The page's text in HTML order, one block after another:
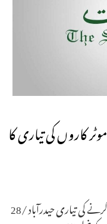
کاروں کی تیاری کا
29 جنوری کو ’’کیا‘‘ کار کو مارکٹ میں متعارف کرنے کی تیاری حیدرآباد /28